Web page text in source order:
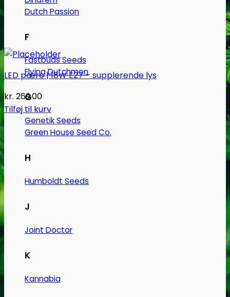
Dutch Passion
F
Fastbuds Seeds
Flying Dutchmen
G
Genetik Seeds
Green House Seed Co.
H
Humboldt Seeds
J
Joint Doctor
K
Kannabia
LED pære | 18W E27 – supplerende lys
kr. 269.00
Tilføj til kurv